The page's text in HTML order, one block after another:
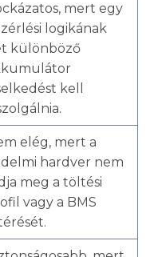
mert egy
logikának
különböző
kell
elég, mert a
hardver nem
meg a töltési
vagy a BMS